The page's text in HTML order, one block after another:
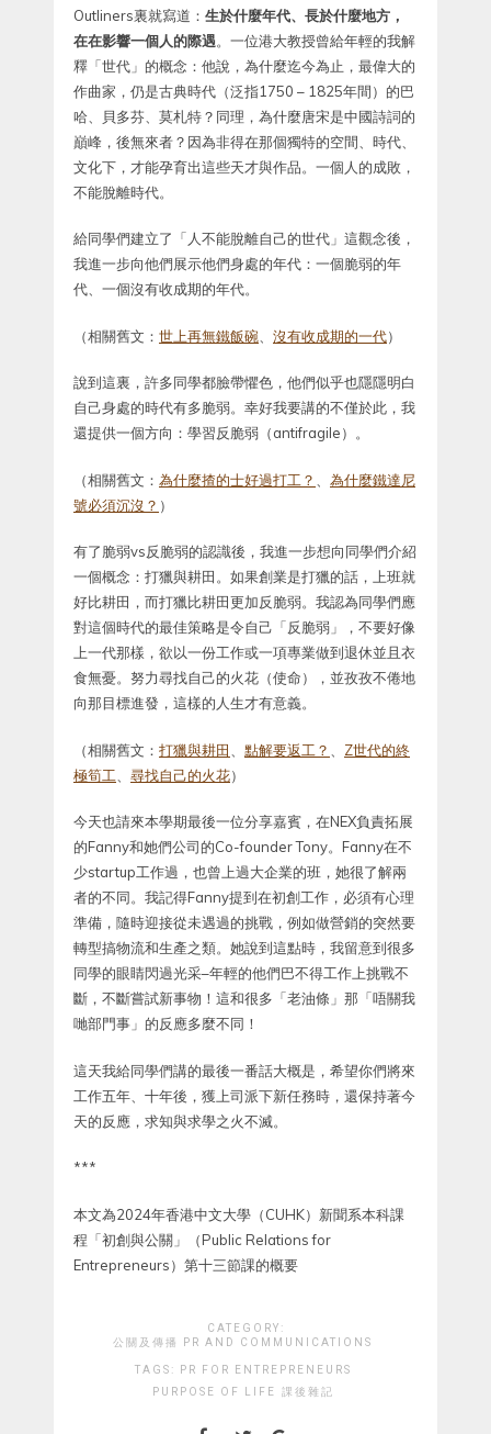
Outliners裏就寫道： 生於什麼年代、長於什麼地方，
在在影響一個人的際遇。一位港大教授曾給年輕的我解
釋「世代」的概念：他說，為什麼迄今為止，最偉大的
作曲家，仍是古典時代（泛指1750 – 1825年間）的巴
哈、貝多芬、莫札特？同理，為什麼唐宋是中國詩詞的
巔峰，後無來者？因為非得在那個獨特的空間、時代、
文化下，才能孕育出這些天才與作品。一個人的成敗，
不能脫離時代。
給同學們建立了「人不能脫離自己的世代」這觀念後，
我進一步向他們展示他們身處的年代：一個脆弱的年
代、一個沒有收成期的年代。
（相關舊文： 世上再無鐵飯碗 沒有收成期的一代）
說到這裏，許多同學都臉帶懼色，他們似乎也隱隱明白
自己身處的時代有多脆弱。幸好我要講的不僅於此，我
還提供一個方向：學習反脆弱（antifragile）。
（相關舊文： 為什麼揸的士好過打工？
為什麼鐵達尼
號必須沉沒？ ）
有了脆弱vs反脆弱的認識後，我進一步想向同學們介紹
一個概念：打獵與耕田。如果創業是打獵的話，上班就
好比耕田，而打獵比耕田更加反脆弱。我認為同學們應
對這個時代的最佳策略是令自己「反脆弱」，不要好像
上一代那樣，欲以一份工作或一項專業做到退休並且衣
食無憂。努力尋找自己的火花（使命），並孜孜不倦地
向那目標進發，這樣的人生才有意義。
（相關舊文： 打獵與耕田 點解要返工？
Z世代的終
極筍工
尋找自己的火花）
今天也請來本學期最後一位分享嘉賓，在NEX負責拓展
的Fanny和她們公司的Co-founder Tony。Fanny在不
少startup工作過，也曾上過大企業的班，她很了解兩
者的不同。我記得Fanny提到在初創工作，必須有心理
準備，隨時迎接從未遇過的挑戰，例如做營銷的突然要
轉型搞物流和生產之類。她說到這點時，我留意到很多
同學的眼睛閃過光采–年輕的他們巴不得工作上挑戰不
斷，不斷嘗試新事物！這和很多「老油條」那「唔關我
哋部門事」的反應多麼不同！
這天我給同學們講的最後一番話大概是，希望你們將來
工作五年、十年後，獲上司派下新任務時，還保持著今
天的反應，求知與求學之火不滅。
***
本文為2024年香港中文大學（CUHK）新聞系本科課
程「初創與公關」（Public Relations for
Entrepreneurs）第十三節課的概要
CATEGORY:
公關及傳播 PR AND COMMUNICATIONS
TAGS:
PR FOR ENTREPRENEURS
PURPOSE OF LIFE
課後雜記